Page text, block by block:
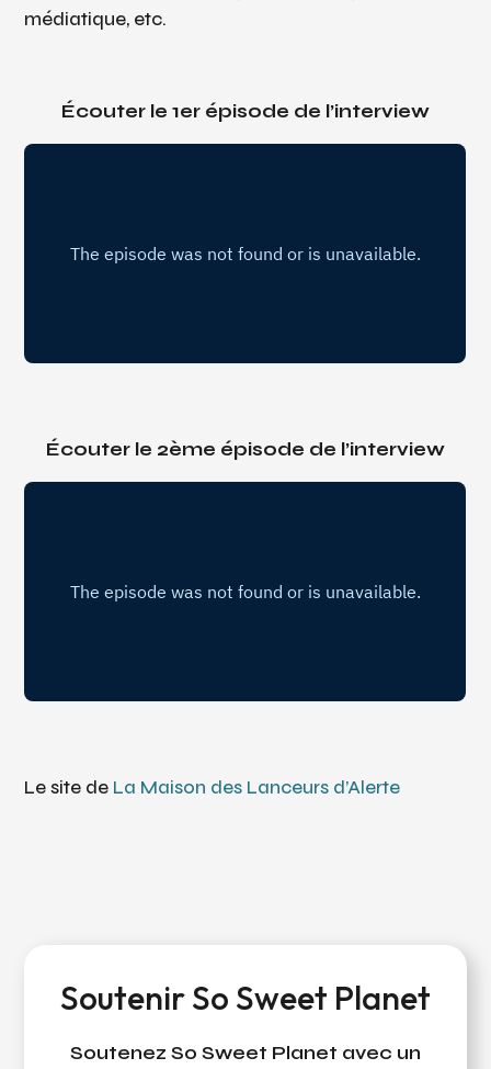
médiatique, etc.
Écouter le 1er épisode de l’interview
Écouter le 2ème épisode de l’interview
Le site de La Maison des Lanceurs d’Alerte
Soutenir So Sweet Planet
Soutenez So Sweet Planet avec un